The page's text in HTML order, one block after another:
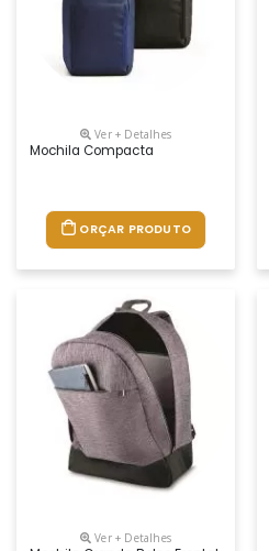
Ver + Detalhes
Mochila Compacta
ORÇAR PRODUTO
Ver + Detalhes